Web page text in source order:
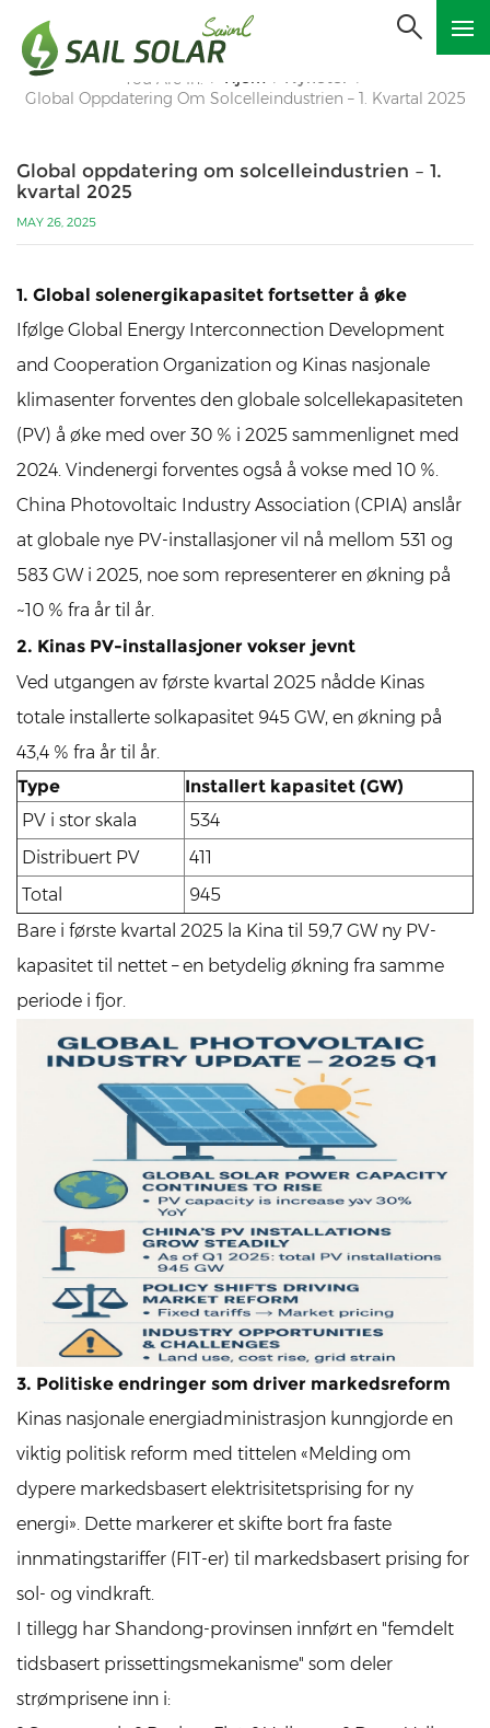
You Are In: Hjem Nyheter
Global Oppdatering Om Solcelleindustrien – 1. Kvartal 2025
Global oppdatering om solcelleindustrien – 1.
kvartal 2025
MAY 26, 2025
1. Global solenergikapasitet fortsetter å øke
Ifølge Global Energy Interconnection Development
and Cooperation Organization og Kinas nasjonale
klimasenter forventes den globale solcellekapasiteten
(PV) å øke med over 30 % i 2025 sammenlignet med
2024. Vindenergi forventes også å vokse med 10 %.
China Photovoltaic Industry Association (CPIA) anslår
at globale nye PV-installasjoner vil nå mellom 531 og
583 GW i 2025, noe som representerer en økning på
~10 % fra år til år.
2. Kinas PV-installasjoner vokser jevnt
Ved utgangen av første kvartal 2025 nådde Kinas
totale installerte solkapasitet 945 GW, en økning på
43,4 % fra år til år.
Type
Installert kapasitet (GW)
PV i stor skala
534
Distribuert PV
411
Total
945
Bare i første kvartal 2025 la Kina til 59,7 GW ny PV-
kapasitet til nettet – en betydelig økning fra samme
periode i fjor.
3. Politiske endringer som driver markedsreform
Kinas nasjonale energiadministrasjon kunngjorde en
viktig politisk reform med tittelen «Melding om
dypere markedsbasert elektrisitetsprising for ny
energi». Dette markerer et skifte bort fra faste
innmatingstariffer (FIT-er) til markedsbasert prising for
sol- og vindkraft.
I tillegg har Shandong-provinsen innført en "femdelt
tidsbasert prissettingsmekanisme" som deler
strømprisene inn i: